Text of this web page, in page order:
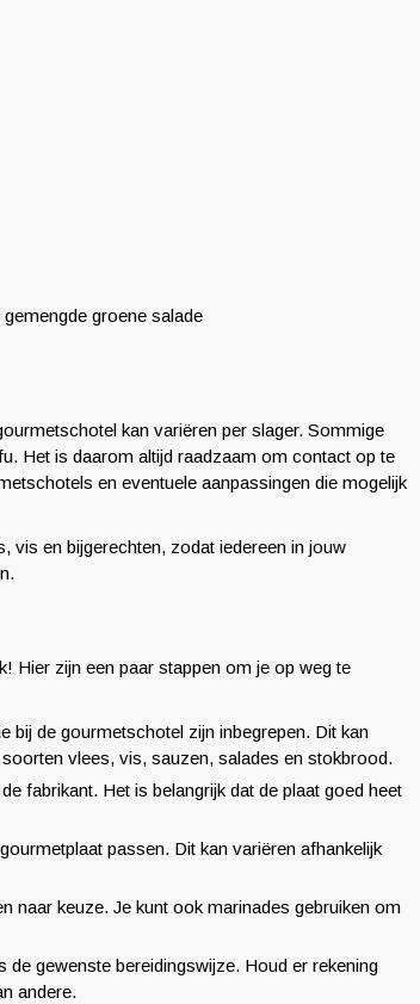
groene salade
kan variëren per slager. Sommige
Het is daarom altijd raadzaam om contact op te
en eventuele aanpassingen die mogelijk
vis en bijgerechten, zodat iedereen in jouw
Hier zijn een paar stappen om je op weg te
bij de gourmetschotel zijn inbegrepen. Dit kan
vlees, vis, sauzen, salades en stokbrood.
fabrikant. Het is belangrijk dat de plaat goed heet
passen. Dit kan variëren afhankelijk
naar keuze. Je kunt ook marinades gebruiken om
gewenste bereidingswijze. Houd er rekening
andere.